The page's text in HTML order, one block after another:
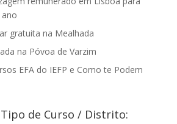
gratuita na Mealhada
na Póvoa de Varzim
EFA do IEFP e Como te Podem
de Curso / Distrito: